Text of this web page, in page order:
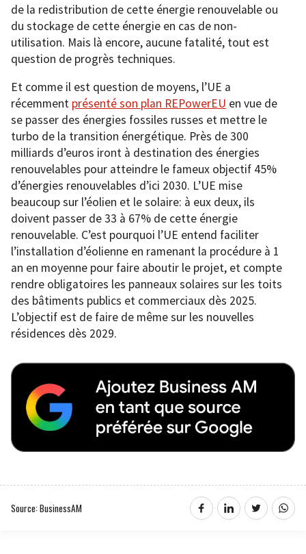
de la redistribution de cette énergie renouvelable ou
du stockage de cette énergie en cas de non-
utilisation. Mais là encore, aucune fatalité, tout est
question de progrès techniques.
Et comme il est question de moyens, l’UE a
récemment présenté son plan REPowerEU en vue de
se passer des énergies fossiles russes et mettre le
turbo de la transition énergétique. Près de 300
milliards d’euros iront à destination des énergies
renouvelables pour atteindre le fameux objectif 45%
d’énergies renouvelables d’ici 2030. L’UE mise
beaucoup sur l’éolien et le solaire: à eux deux, ils
doivent passer de 33 à 67% de cette énergie
renouvelable. C’est pourquoi l’UE entend faciliter
l’installation d’éolienne en ramenant la procédure à 1
an en moyenne pour faire aboutir le projet, et compte
rendre obligatoires les panneaux solaires sur les toits
des bâtiments publics et commerciaux dès 2025.
L’objectif est de faire de même sur les nouvelles
résidences dès 2029.
Source: BusinessAM